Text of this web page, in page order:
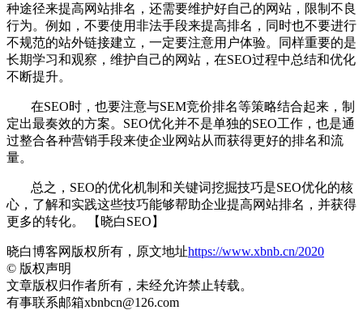
种途径来提高网站排名，还需要维护好自己的网站，限制不良
行为。例如，不要使用非法手段来提高排名，同时也不要进行
不规范的站外链接建立，一定要注意用户体验。同样重要的是
长期学习和观察，维护自己的网站，在SEO过程中总结和优化
不断提升。
在SEO时，也要注意与SEM竞价排名等策略结合起来，制
定出最奏效的方案。SEO优化并不是单独的SEO工作，也是通
过整合各种营销手段来使企业网站从而获得更好的排名和流
量。
总之，SEO的优化机制和关键词挖掘技巧是SEO优化的核
心，了解和实践这些技巧能够帮助企业提高网站排名，并获得
更多的转化。 【晓白SEO】
晓白博客网版权所有，原文地址https://www.xbnb.cn/2020
© 版权声明
文章版权归作者所有，未经允许禁止转载。
有事联系邮箱xbnbcn@126.com